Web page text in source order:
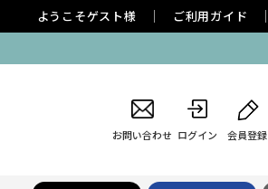
ようこそゲスト様 ご利用ガイド
お問い合わせ ログイン 会員登録